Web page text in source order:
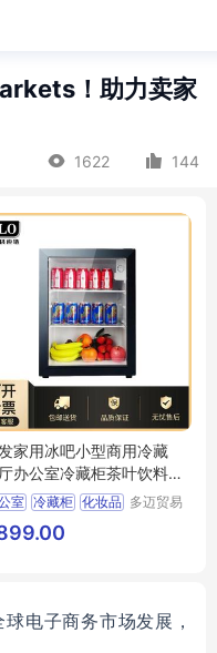
！助力卖家
1622 144
家用冰吧小型商用冷藏
办公室冷藏柜茶叶饮料
化妆品柜
室 冷藏柜 化妆品 多迈贸易
球电子商务市场发展 ，